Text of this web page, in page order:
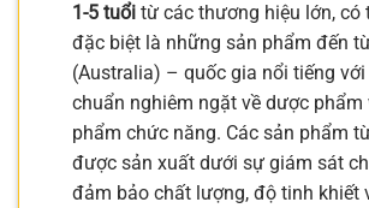
1-5 tuổi từ các thương hiệu lớn, có
đặc biệt là những sản phẩm đến
(Australia) – quốc gia nổi tiếng với
chuẩn nghiêm ngặt về dược phẩm
phẩm chức năng. Các sản phẩm
được sản xuất dưới sự giám sát
đảm bảo chất lượng, độ tinh khiết